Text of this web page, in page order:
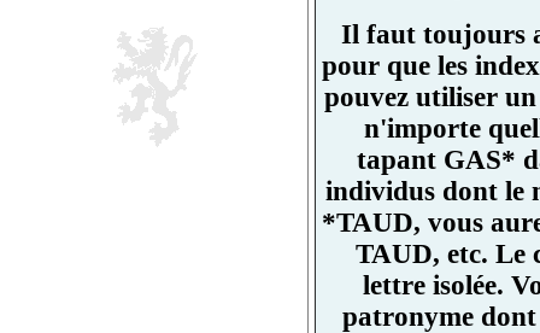
Il faut toujours
pour que les
pouvez utiliser
n'importe
tapant GAS*
individus dont le
*TAUD, vous
TAUD, etc. Le
lettre isolée.
patronyme dont